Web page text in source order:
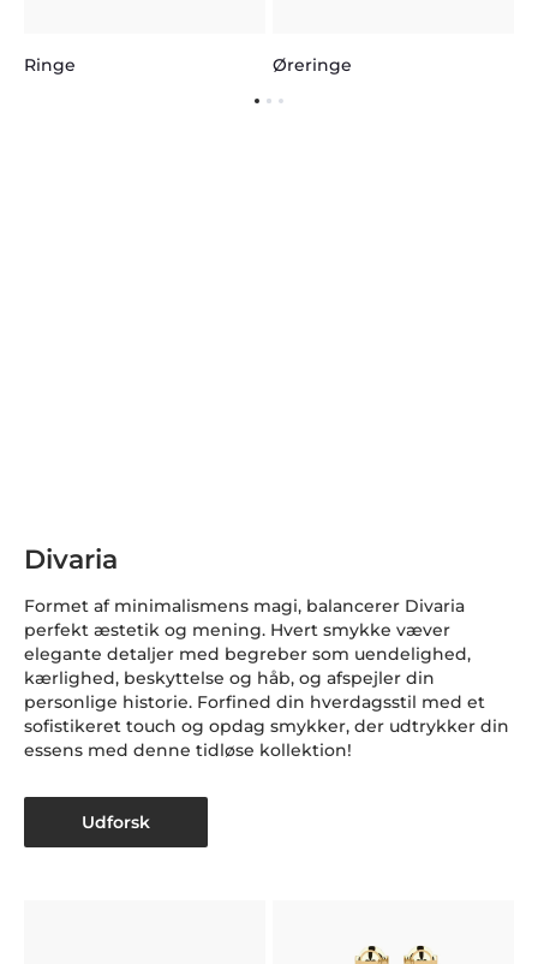
Ringe Øreringe
Divaria
Formet af minimalismens magi, balancerer Divaria
perfekt æstetik og mening. Hvert smykke væver
elegante detaljer med begreber som uendelighed,
kærlighed, beskyttelse og håb, og afspejler din
personlige historie. Forfined din hverdagsstil med et
sofistikeret touch og opdag smykker, der udtrykker din
essens med denne tidløse kollektion!
Udforsk